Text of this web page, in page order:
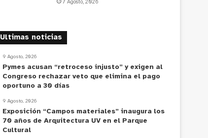
7 Agosto, 2026
Ultimas noticias
9 Agosto, 2026
Pymes acusan “retroceso injusto” y exigen al
Congreso rechazar veto que elimina el pago
oportuno a 30 días
9 Agosto, 2026
Exposición “Campos materiales” inaugura los
70 años de Arquitectura UV en el Parque
Cultural